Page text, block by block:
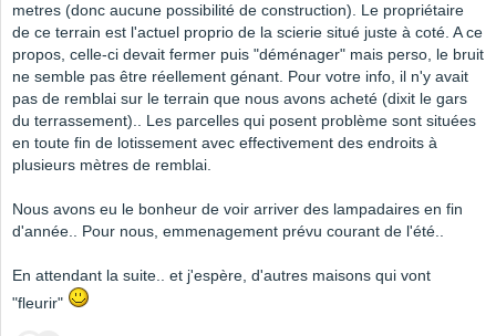
metres (donc aucune possibilité de construction). Le propriétaire
de ce terrain est l'actuel proprio de la scierie situé juste à coté. A ce
propos, celle-ci devait fermer puis "déménager" mais perso, le bruit
ne semble pas être réellement génant. Pour votre info, il n'y avait
pas de remblai sur le terrain que nous avons acheté (dixit le gars
du terrassement).. Les parcelles qui posent problème sont situées
en toute fin de lotissement avec effectivement des endroits à
plusieurs mètres de remblai.
Nous avons eu le bonheur de voir arriver des lampadaires en fin
d'année.. Pour nous, emmenagement prévu courant de l'été..
En attendant la suite.. et j'espère, d'autres maisons qui vont
"fleurir"